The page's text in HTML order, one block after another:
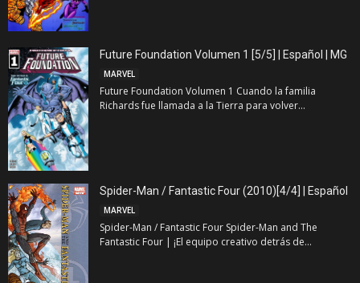
Future Foundation Volumen 1 [5/5] | Español | MG
MARVEL
Future Foundation Volumen 1 Cuando la familia
Richards fue llamada a la Tierra para volver...
Spider-Man / Fantastic Four (2010)[4/4] | Español
MARVEL
Spider-Man / Fantastic Four Spider-Man and The
Fantastic Four | ¡El equipo creativo detrás de...